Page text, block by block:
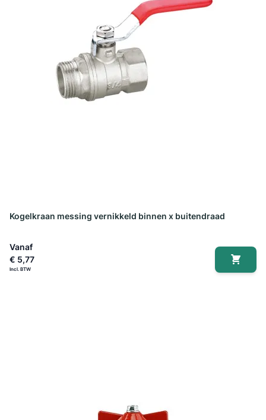
Kogelkraan messing vernikkeld binnen x buitendraad
Vanaf
€ 5,77